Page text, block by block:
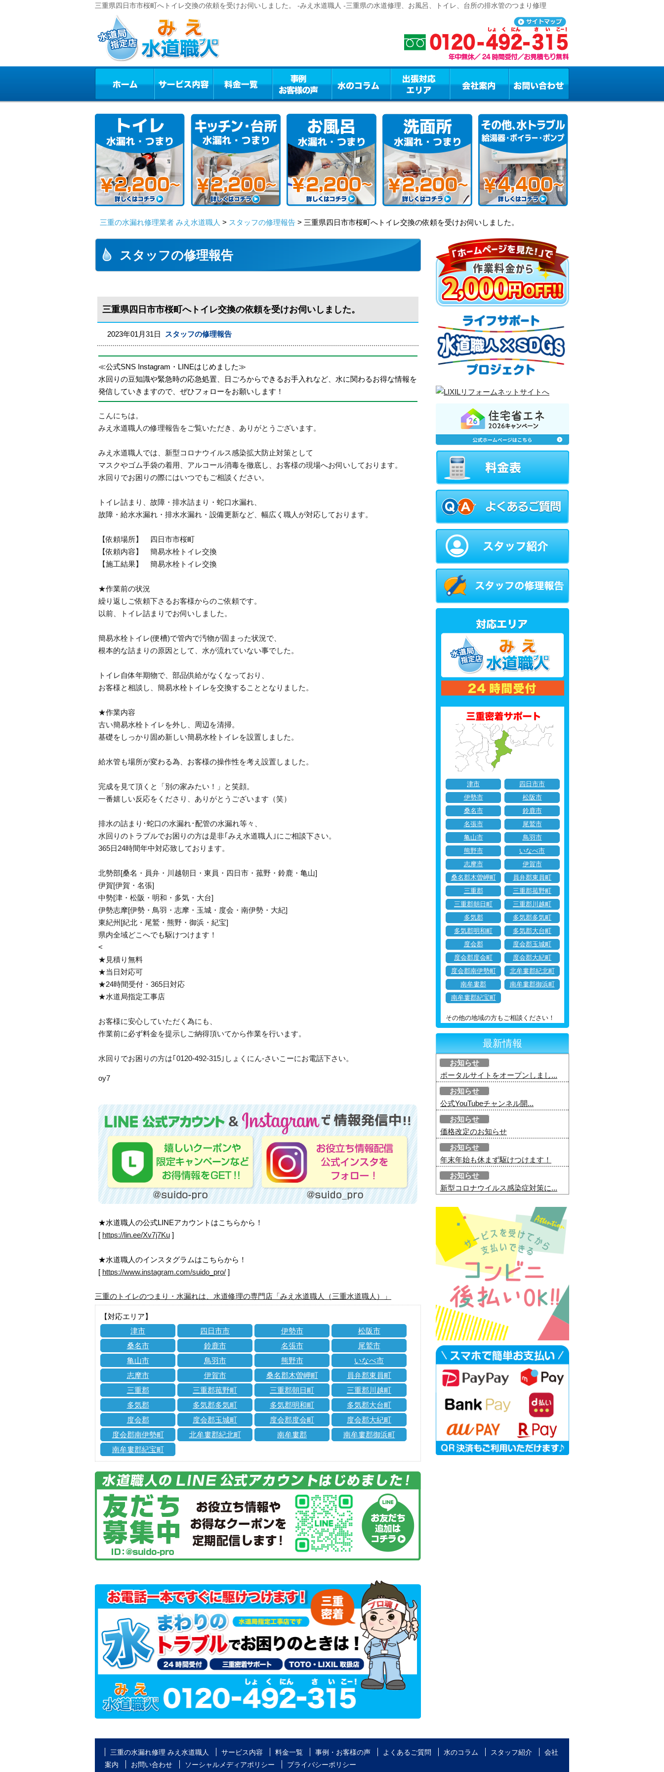
三重県四日市市桜町へトイレ交換の依頼を受けお伺いしました。 -みえ水道職人 -三重県の水道修理、お風呂、トイレ、台所の排水管のつまり修理
三重の水漏れ修理業者 みえ水道職人 > スタッフの修理報告 > 三重県四日市市桜町へトイレ交換の依頼を受けお伺いしました。
スタッフの修理報告
三重県四日市市桜町へトイレ交換の依頼を受けお伺いしました。
2023年01月31日 スタッフの修理報告
≪公式SNS Instagram・LINEはじめました≫
水回りの豆知識や緊急時の応急処置、日ごろからできるお手入れなど、水に関わるお得な情報を
発信していきますので、ぜひフォローをお願いします！
こんにちは。
みえ水道職人の修理報告をご覧いただき、ありがとうございます。
みえ水道職人では、新型コロナウイルス感染拡大防止対策として
マスクやゴム手袋の着用、アルコール消毒を徹底し、お客様の現場へお伺いしております。
水回りでお困りの際にはいつでもご相談ください。
トイレ詰まり、故障・排水詰まり・蛇口水漏れ、
故障・給水水漏れ・排水水漏れ・設備更新など、幅広く職人が対応しております。
【依頼場所】 四日市市桜町
【依頼内容】 簡易水栓トイレ交換
【施工結果】 簡易水栓トイレ交換
★作業前の状況
繰り返しご依頼下さるお客様からのご依頼です。
以前、トイレ詰まりでお伺いしました。
簡易水栓トイレ(便槽)で管内で汚物が固まった状況で、
根本的な詰まりの原因として、水が流れていない事でした。
トイレ自体年期物で、部品供給がなくなっており、
お客様と相談し、簡易水栓トイレを交換することとなりました。
★作業内容
古い簡易水栓トイレを外し、周辺を清掃。
基礎をしっかり固め新しい簡易水栓トイレを設置しました。
給水管も場所が変わる為、お客様の操作性を考え設置しました。
完成を見て頂くと「別の家みたい！」と笑顔。
一番嬉しい反応をくださり、ありがとうございます（笑）
排水の詰まり･蛇口の水漏れ･配管の水漏れ等々、
水回りのトラブルでお困りの方は是非｢みえ水道職人｣にご相談下さい。
365日24時間年中対応致しております。
北勢部[桑名・員弁・川越朝日・東員・四日市・菰野・鈴鹿・亀山]
伊賀[伊賀・名張]
中勢[津・松阪・明和・多気・大台]
伊勢志摩[伊勢・鳥羽・志摩・玉城・度会・南伊勢・大紀]
東紀州[紀北・尾鷲・熊野・御浜・紀宝]
県内全域どこへでも駆けつけます！
<
★見積り無料
★当日対応可
★24時間受付・365日対応
★水道局指定工事店
お客様に安心していただく為にも、
作業前に必ず料金を提示しご納得頂いてから作業を行います。
水回りでお困りの方は｢0120-492-315｣しょくにん-さいこーにお電話下さい。
oy7
★水道職人の公式LINEアカウントはこちらから！
[ https://lin.ee/Xv7j7Ku ]
★水道職人のインスタグラムはこちらから！
[ https://www.instagram.com/suido_pro/ ]
三重のトイレのつまり・水漏れは、水道修理の専門店「みえ水道職人（三重水道職人）」
【対応エリア】
津市
四日市市 伊勢市
松阪市
桑名市
鈴鹿市 名張市
尾鷲市
亀山市
鳥羽市 熊野市
いなべ市
志摩市
伊賀市 桑名郡木曽岬町
員弁郡東員町
三重郡
三重郡菰野町 三重郡朝日町
三重郡川越町
多気郡
多気郡多気町 多気郡明和町
多気郡大台町
度会郡
度会郡玉城町 度会郡度会町
度会郡大紀町
度会郡南伊勢町
北牟婁郡紀北町 南牟婁郡
南牟婁郡御浜町
南牟婁郡紀宝町
津市
四日市市
伊勢市
松阪市
桑名市
鈴鹿市
名張市
尾鷲市
亀山市
鳥羽市
熊野市
いなべ市
志摩市
伊賀市
桑名郡木曽岬町
員弁郡東員町
三重郡
三重郡菰野町
三重郡朝日町
三重郡川越町
多気郡
多気郡多気町
多気郡明和町
多気郡大台町
度会郡
度会郡玉城町
度会郡度会町
度会郡大紀町
度会郡南伊勢町
北牟婁郡紀北町
南牟婁郡
南牟婁郡御浜町
南牟婁郡紀宝町
その他の地域の方もご相談ください！
最新情報
お知らせ
ポータルサイトをオープンしまし...
お知らせ
公式YouTubeチャンネル開...
お知らせ
価格改定のお知らせ
お知らせ
年末年始も休まず駆けつけます！
お知らせ
新型コロナウイルス感染症対策に...
三重の水漏れ修理 みえ水道職人 サービス内容 料金一覧 事例・お客様の声 よくあるご質問 水のコラム スタッフ紹介
会社
案内
お問い合わせ ソーシャルメディアポリシー プライバシーポリシー